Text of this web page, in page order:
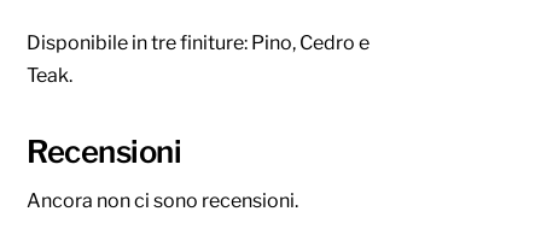
Disponibile in tre finiture: Pino, Cedro e
Teak.
Recensioni
Ancora non ci sono recensioni.